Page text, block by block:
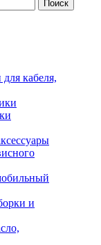
кабеля,
и